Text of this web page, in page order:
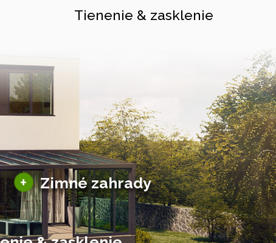
Tienenie & zasklenie
+ Zimné zahrady
Sezónne zimné záhrady
Hliníkové zimné záhrady
Posuvné zimné záhrady
Solárne zimné záhrady